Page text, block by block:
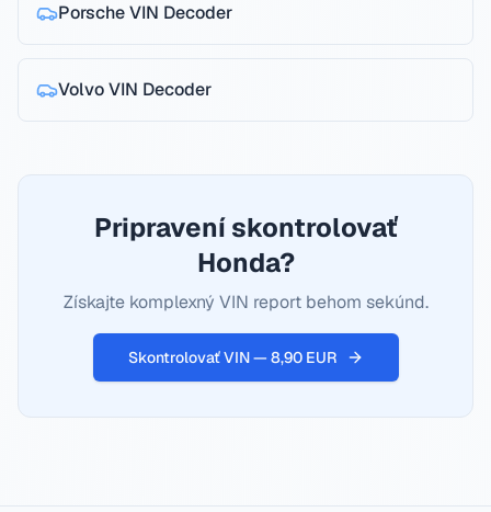
PorscheVIN Decoder
VolvoVIN Decoder
Pripravení skontrolovať
Honda?
Získajte komplexný VIN report behom sekúnd.
Skontrolovať VIN — 8,90 EUR